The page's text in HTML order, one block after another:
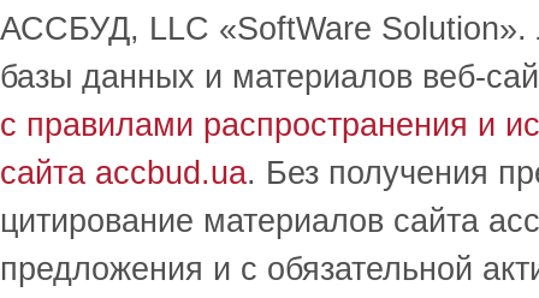
АССБУД, LLC «SoftWare Solution».
базы данных и материалов веб-
с правилами распространения и
сайта accbud.ua. Без получения
цитирование материалов сайта
предложения и с обязательной